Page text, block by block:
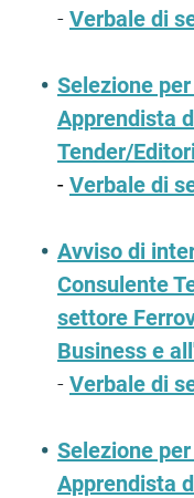
- Verbale di
Selezione
Apprendista
Tender/
- Verbale di
Avviso di
Consulente
settore
Business e
- Verbale di
Selezione
Apprendista